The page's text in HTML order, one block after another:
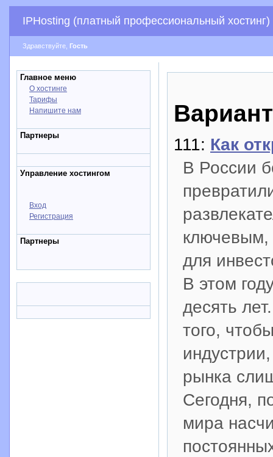
IPHosting (платный профессиональный хостинг)
Здравствуйте, Гость
Главное меню
О хостинге
Тарифы
Напишите нам
Партнеры
Управление хостингом
Вход
Регистрация
Партнеры
111: Как
В России
для
В этом
десять
того,
рынка
Сегодня,
мира